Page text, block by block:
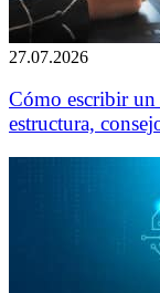
27.07.2026
Cómo escribir
estructura,